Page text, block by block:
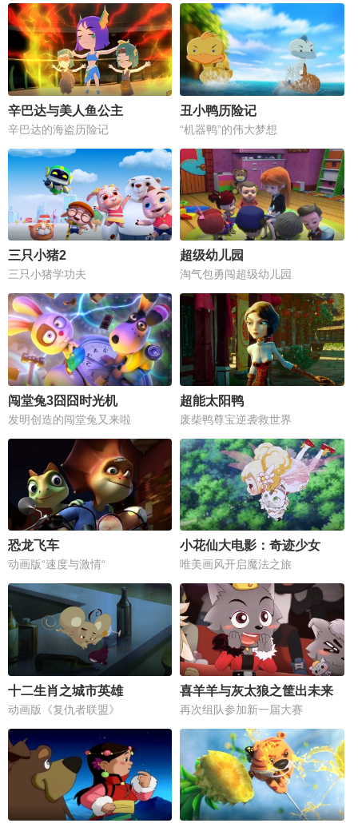
辛巴达与美人鱼公主
辛巴达的海盗历险记
丑小鸭历险记
“机器鸭”的伟大梦想
三只小猪2
三只小猪学功夫
超级幼儿园
淘气包勇闯超级幼儿园
闯堂兔3囧囧时光机
发明创造的闯堂兔又来啦
超能太阳鸭
废柴鸭尊宝逆袭救世界
恐龙飞车
动画版“速度与激情“
小花仙大电影：奇迹少女
唯美画风开启魔法之旅
十二生肖之城市英雄
动画版《复仇者联盟》
喜羊羊与灰太狼之筐出未来
再次组队参加新一届大赛